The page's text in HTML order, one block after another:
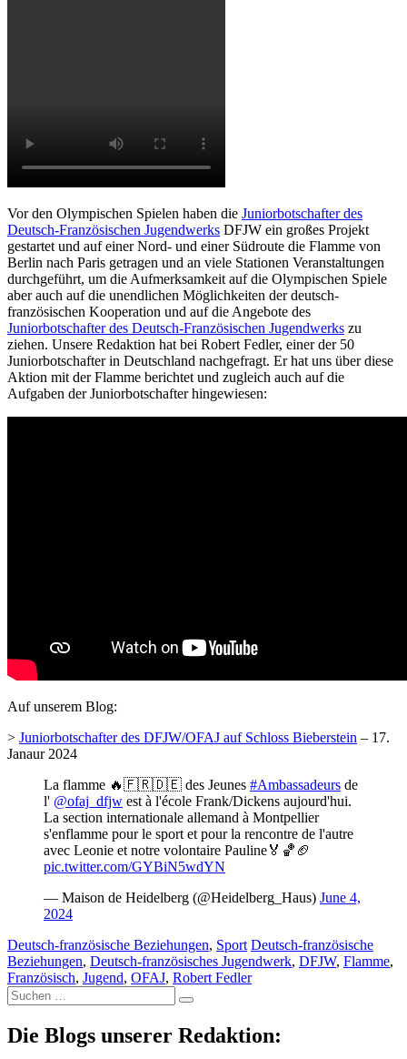
Vor den Olympischen Spielen haben die Juniorbotschafter des
Deutsch-Französischen Jugendwerks DFJW ein großes Projekt
gestartet und auf einer Nord- und einer Südroute die Flamme von
Berlin nach Paris getragen und an viele Stationen Veranstaltungen
durchgeführt, um die Aufmerksamkeit auf die Olympischen Spiele
aber auch auf die unendlichen Möglichkeiten der deutsch-
französischen Kooperation und auf die Angebote des
Juniorbotschafter des Deutsch-Französischen Jugendwerks zu
ziehen. Unsere Redaktion hat bei Robert Fedler, einer der 50
Juniorbotschafter in Deutschland nachgefragt. Er hat uns über diese
Aktion mit der Flamme berichtet und zugleich auch auf die
Aufgaben der Juniorbotschafter hingewiesen:
Auf unserem Blog:
> Juniorbotschafter des DFJW/OFAJ auf Schloss Bieberstein – 17.
Janaur 2024
La flamme 🔥🇫🇷🇩🇪 des Jeunes #Ambassadeurs de
l' @ofaj_dfjw est à l'école Frank/Dickens aujourd'hui.
La section internationale allemand à Montpellier
s'enflamme pour le sport et pour la rencontre de l'autre
avec Leonie et notre volontaire Pauline🏅🏀🏈
pic.twitter.com/GYBiN5wdYN
— Maison de Heidelberg (@Heidelberg_Haus) June 4,
2024
Deutsch-französische Beziehungen, Sport Deutsch-französische
Beziehungen, Deutsch-französisches Jugendwerk, DFJW, Flamme,
Französisch, Jugend, OFAJ, Robert Fedler
Suche
nach:
Die Blogs unserer Redaktion: